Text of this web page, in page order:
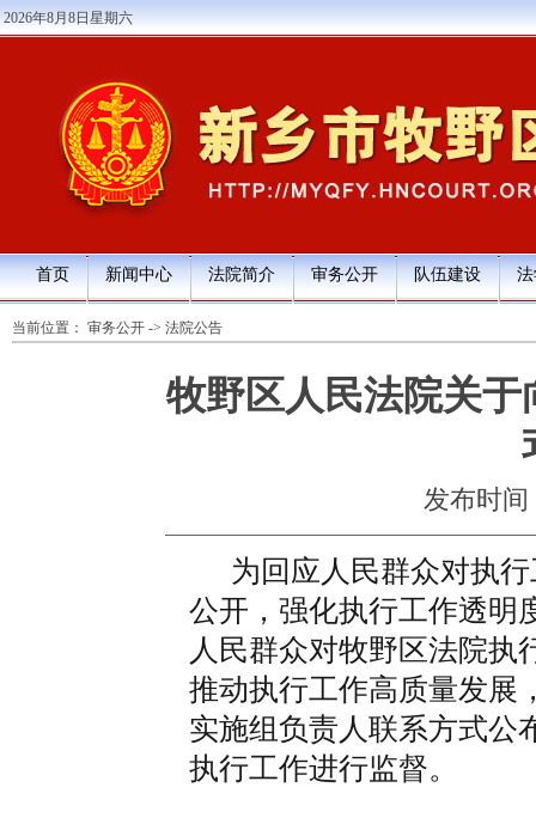
2026年8月8日星期六
首页 新闻中心 法院简介 审务公开 队伍建设
当前位置： 审务公开 -> 法院公告
牧野区人民法院关
发布时间
为回应人民群众对执
公开，强化执行工作透明
人民群众对牧野区法院
推动执行工作高质量发展
实施组负责人联系方式公
执行工作进行监督。